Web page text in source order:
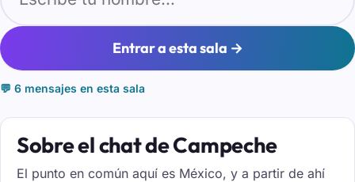
Entrar a esta sala →
💬 6 mensajes en esta sala
Sobre el chat de Campeche
El punto en común aquí es México, y a partir de ahí